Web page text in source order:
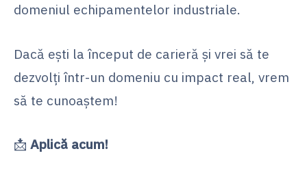
domeniul echipamentelor industriale.
Dacă ești la început de carieră și vrei să te
dezvolți într-un domeniu cu impact real, vrem
să te cunoaștem!
📩 Aplică acum!